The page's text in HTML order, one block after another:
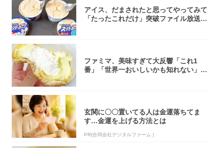
アイス、だまされたと思ってやってみて
「たったこれだけ」突破ファイル放送で
ファミマ、美味すぎて大反響「これ1
番」「世界一おいしいかも知れない」
玄関に〇〇置いてる人は金運落ちてま
す…金運を上げる方法とは
PR(合同会社デジタルファーム )